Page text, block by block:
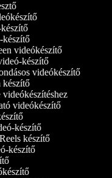
készítő
készítő
videókészítő
készítő
videókészítő
készítő
videókészítéshez
videókészítő
készítő
készítő
készítő